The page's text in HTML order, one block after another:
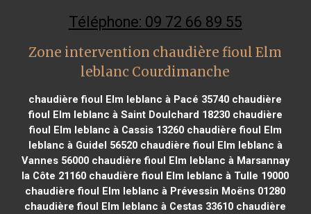
Téléphone: 09 72 66 89 55
Zone intervention chaudière fioul Elm
leblanc Courdimanche
chaudière fioul Elm leblanc à Pacé 35740 chaudière
fioul Elm leblanc à Saint Doulchard 18230chaudière
fioul Elm leblanc à Cassis 13260chaudière fioul Elm
leblanc à Guidel 56520chaudière fioul Elm leblanc à
Vannes 56000chaudière fioul Elm leblanc à Marsannay
la Côte 21160 chaudière fioul Elm leblanc à Tulle 19000
chaudière fioul Elm leblanc à Prévessin Moëns 01280
chaudière fioul Elm leblanc à Cestas 33610 chaudière